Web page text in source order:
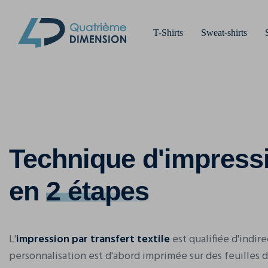
T-Shirts Sweat-shirts
Une impression sur un support qui
Technique
en 2 étapes
L'impression par transfert textileest qualifiée
personnalisation est d'abord imprimée sur des feuilles